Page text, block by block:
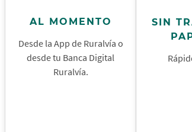
AL MOMENTO
Desde la App de Ruralvía o
desde tu Banca Digital
Ruralvía.
SIN